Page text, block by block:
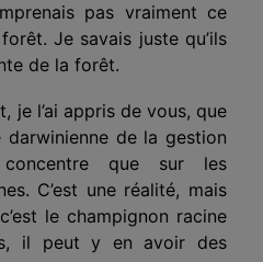
pas vraiment ce
Je savais juste qu’ils
de la forêt.
je l’ai appris de vous, que
darwinienne de la gestion
que sur les
C’est une réalité, mais
le champignon racine
il peut y en avoir des